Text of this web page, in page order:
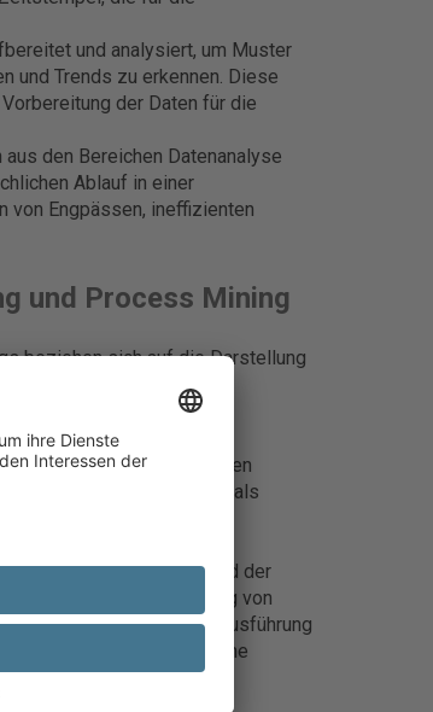
und analysiert, um Muster
und Trends zu erkennen. Diese
der Daten für die
den Bereichen Datenanalyse
Ablauf in einer
Engpässen, ineffizienten
und Process Mining
beziehen sich auf die Darstellung
von Modellen, oft vor der
die die erwarteten
Diese Modelle dienen als
die während der
Visualisierung von
und der tatsächlichen Ausführung
sondern bietet eine
von Prozessen.